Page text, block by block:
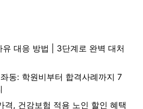
유 대응 방법 | 3단계로 완벽 대처
동: 학원비부터 합격사례까지 7
격, 건강보험 적용 노인 할인 혜택